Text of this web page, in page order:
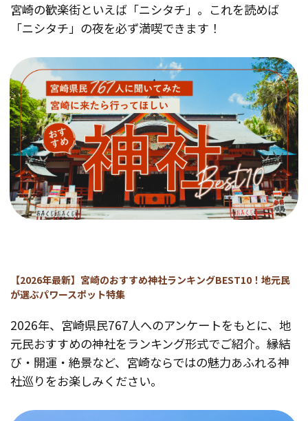
宮崎の歓楽街といえば「ニシタチ」。これを読めば
「ニシタチ」の夜を必ず満喫できます！
【2026年最新】宮崎のおすすめ神社ランキングBEST10！地元民
が選ぶパワースポット特集
2026年、宮崎県民767人へのアンケートをもとに、地
元民おすすめの神社をランキング形式でご紹介。縁結
び・開運・絶景など、宮崎ならではの魅力あふれる神
社巡りをお楽しみください。